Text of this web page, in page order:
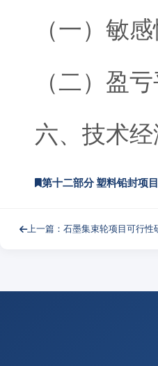
（一）敏
（二）盈
六、技术
第十二部分 塑料铅封项
上一篇：石墨集束轮项目可行性